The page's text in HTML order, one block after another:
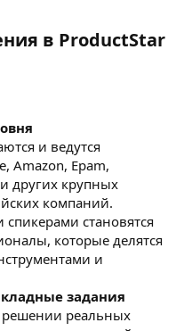
в ProductStar​
и ведутся
Amazon, Epam,
других крупных
компаний.
становятся
которые делятся
и
задания
решении реальных